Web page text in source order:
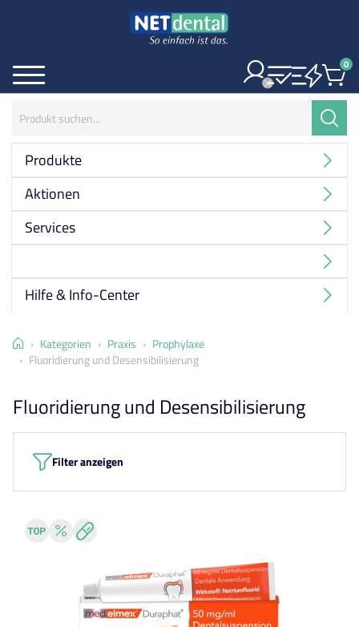
Menü 0
Produkte
Aktionen
Services
Hilfe & Info-Center
Home Kategorien Praxis
Prophylaxe
Fluoridierung und Desensibilisierung
Fluoridierung und Desensibilisierung
Filter anzeigen